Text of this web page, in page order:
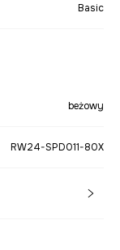
Basic
beżowy
RW24-SPD011-80X